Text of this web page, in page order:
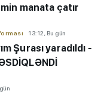
manata çatır
13:12, Bu gün
Şurası yaradıldı -